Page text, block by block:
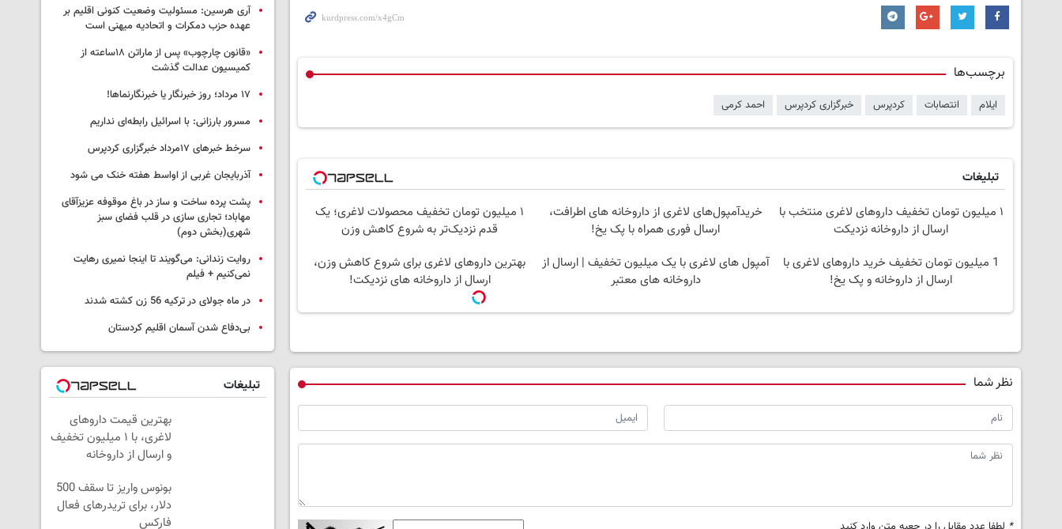
برچسب‌ها
ایلام انتصابات کردپرس خبرگزاری کردپرس احمد کرمی
تبلیغات
۱ میلیون تومان تخفیف داروهای لاغری منتخب با
ارسال از داروخانه نزدیکت
خریدآمپول‌های لاغری از داروخانه های اطرافت،
ارسال فوری همراه با پک یخ!
۱ میلیون تومان تخفیف محصولات لاغری؛ یک
قدم نزدیک‌تر به شروع کاهش وزن
1 میلیون تومان تخفیف خرید داروهای لاغری با
ارسال از داروخانه و پک یخ!
آمپول های لاغری با یک میلیون تخفیف | ارسال از
داروخانه های معتبر
بهترین داروهای لاغری برای شروع کاهش وزن،
ارسال از داروخانه های نزدیکت!
نظر شما
آری هرسین: مسئولیت وضعیت کنونی اقلیم بر
عهده حزب دمکرات و اتحادیه میهنی است
«قانون چارچوب» پس از ماراتن ۱۸ساعته از
کمیسیون عدالت گذشت
١٧ مرداد؛ روز خبرنگار یا خبرنگارنماها!
مسرور بارزانی: با اسرائیل رابطه‌ای نداریم
سرخط خبرهای ۱۷مرداد خبرگزاری کردپرس
آذربایجان غربی از اواسط هفته خنک می شود
پشت پرده ساخت و ساز در باغ موقوفه عزیزآقای
مهاباد؛ تجاری سازی در قلب فضای سبز
شهری(بخش دوم)
روایت زندانی: می‌گویند تا اینجا نمیری رهایت
نمی‌کنیم + فیلم
در ماه جولای در ترکیه 56 زن کشته شدند
بی‌دفاع شدن آسمان اقلیم کردستان
تبلیغات
بهترین قیمت داروهای
لاغری، با ۱ میلیون تخفیف
و ارسال از داروخانه‌
بونوس واریز تا سقف 500
دلار، برای تریدرهای فعال
فارکس